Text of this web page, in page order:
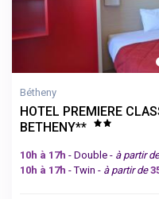
Bétheny
HOTEL PREMIERE
BETHENY**
10h à 17h - Double - à partir de
10h à 17h - Twin - à partir de